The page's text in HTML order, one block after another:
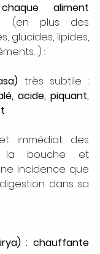
aliment
(en plus des
glucides, lipides,
:
acide, piquant,
immédiat des
la bouche et
incidence que
dans sa
: chauffante